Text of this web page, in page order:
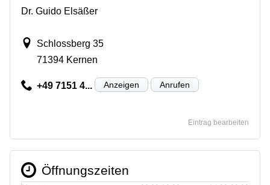
Dr. Guido Elsäßer
Schlossberg 35
71394 Kernen
+49 7151 4... Anzeigen Anrufen
Eintrag bearbeiten
Öffnungszeiten